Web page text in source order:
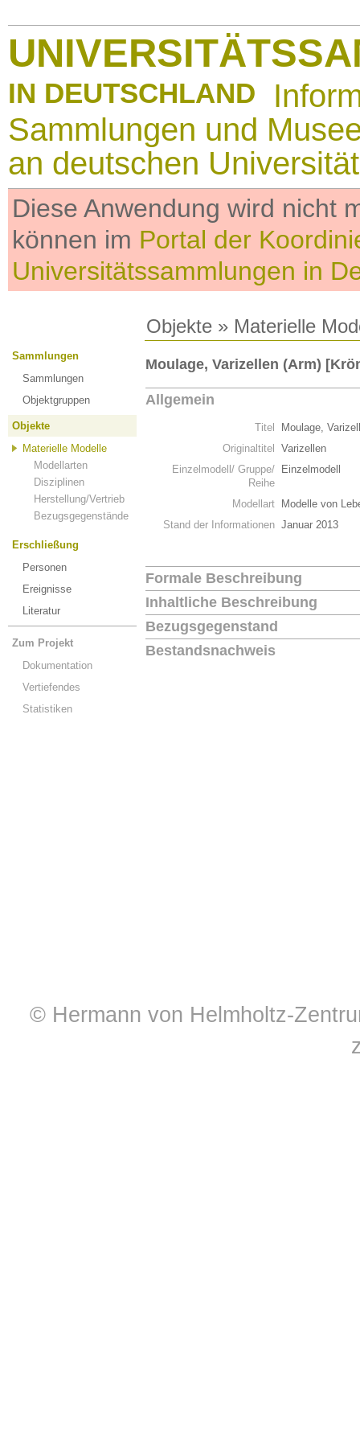
IN DEUTSCHLAND
Sammlungen und
an deutschen
Diese Anwendung wird nicht
können im Portal der
Universitätssammlungen in
Objekte » Materielle
Sammlungen
Sammlungen
Objektgruppen
Objekte
Materielle Modelle
Modellarten
Disziplinen
Herstellung/Vertrieb
Bezugsgegenstände
Erschließung
Personen
Ereignisse
Literatur
Zum Projekt
Dokumentation
Vertiefendes
Statistiken
Moulage, Varizellen (Arm)
Allgemein
Titel
Moulage,
Originaltitel
Varizellen
Einzelmodell/ Gruppe/
Reihe
Einzelmodell
Modellart
Modelle von
Stand der Informationen Januar 2013
Formale Beschreibung
Inhaltliche Beschreibung
Bezugsgegenstand
Bestandsnachweis
© Hermann von Helmholtz-